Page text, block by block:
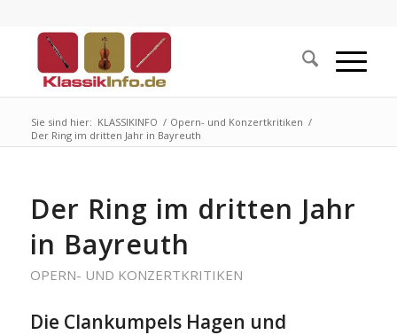
Sie sind hier: KLASSIKINFO / Opern- und Konzertkritiken /
Der Ring im dritten Jahr in Bayreuth
Der Ring im dritten Jahr
in Bayreuth
OPERN- UND KONZERTKRITIKEN
Die Clankumpels Hagen und